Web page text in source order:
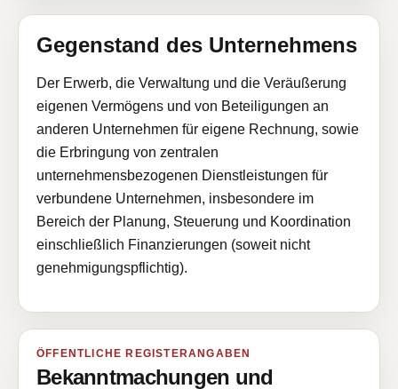
Gegenstand des Unternehmens
Der Erwerb, die Verwaltung und die Veräußerung
eigenen Vermögens und von Beteiligungen an
anderen Unternehmen für eigene Rechnung, sowie
die Erbringung von zentralen
unternehmensbezogenen Dienstleistungen für
verbundene Unternehmen, insbesondere im
Bereich der Planung, Steuerung und Koordination
einschließlich Finanzierungen (soweit nicht
genehmigungspflichtig).
ÖFFENTLICHE REGISTERANGABEN
Bekanntmachungen und